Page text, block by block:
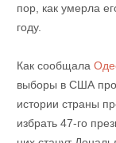
пор, как умерла
году.
Как сообщала
выборы в США
истории страны
избрать 47-го